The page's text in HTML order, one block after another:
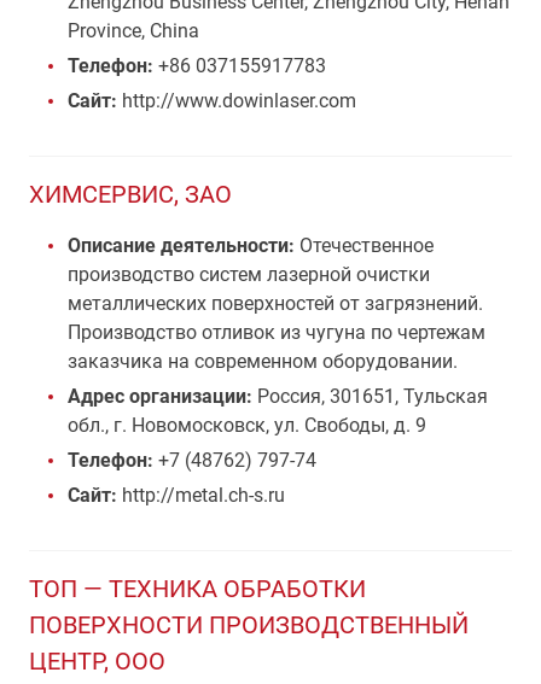
Province, China
Телефон: +86 037155917783
Сайт: http://www.dowinlaser.com
ХИМСЕРВИС, ЗАО
Описание деятельности: Отечественное
производство систем лазерной очистки
металлических поверхностей от загрязнений.
Производство отливок из чугуна по чертежам
заказчика на современном оборудовании.
Адрес организации: Россия, 301651, Тульская
обл., г. Новомосковск, ул. Свободы, д. 9
Телефон: +7 (48762) 797-74
Сайт: http://metal.ch-s.ru
ТОП — ТЕХНИКА ОБРАБОТКИ
ПОВЕРХНОСТИ ПРОИЗВОДСТВЕННЫЙ
ЦЕНТР, ООО